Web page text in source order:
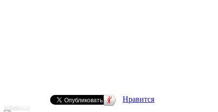
Нравится
SocButtons v1.4